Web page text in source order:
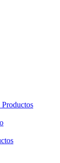
Productos